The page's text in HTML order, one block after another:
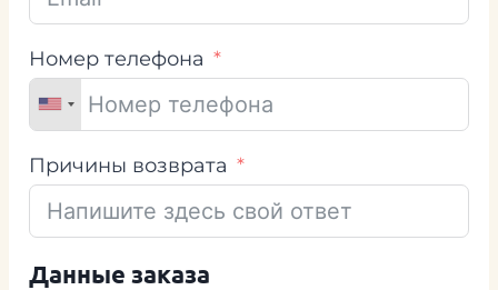
Номер телефона
Причины возврата
Данные заказа